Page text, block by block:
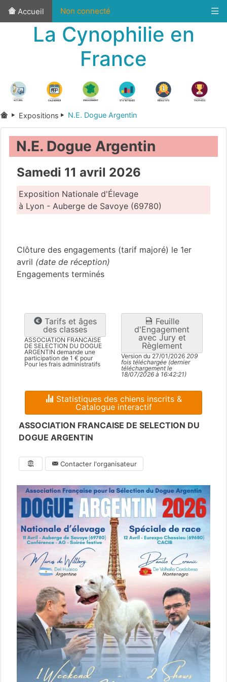
Accueil Non connecté
La Cynophilie en
France
Expositions N.E. Dogue Argentin
N.E. Dogue Argentin
Samedi 11 avril 2026
Exposition Nationale d'Élevage
à Lyon - Auberge de Savoye (69780)
Clôture des engagements (tarif majoré) le 1er
avril (date de réception)
Engagements terminés
Tarifs et âges
des classes
ASSOCIATION FRANCAISE
DE SELECTION DU DOGUE
ARGENTIN demande une
participation de 1 € pour
Pour les frais administratifs
Feuille
d'Engagement
avec Jury et
Règlement
Version du 27/01/2026 209
fois téléchargée (dernier
téléchargement le
18/07/2026 à 16:42:21)
Statistiques des chiens inscrits &
Catalogue interactif
ASSOCIATION FRANCAISE DE SELECTION DU
DOGUE ARGENTIN
Contacter l'organisateur